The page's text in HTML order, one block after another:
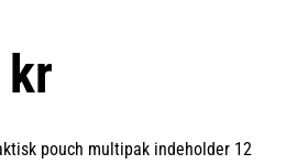
pouch multipak indeholder 12